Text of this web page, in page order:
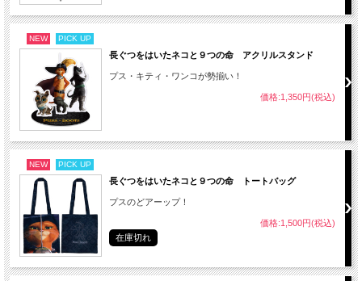
NEW PICK UP
長ぐつをはいたネコと９つの命 アクリルスタンド
プス・キティ・ワンコが勢揃い！
価格:1,350円(税込)
NEW PICK UP
長ぐつをはいたネコと９つの命 トートバッグ
プスのどアーップ！
価格:1,500円(税込)
在庫切れ